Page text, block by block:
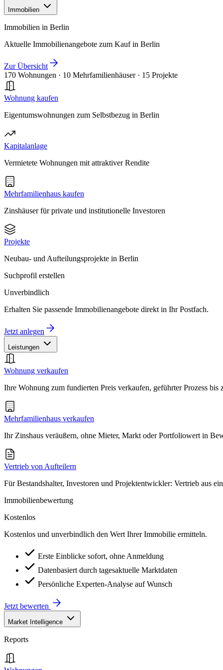
Immobilien
Immobilien in Berlin
Aktuelle Immobilienangebote zum Kauf in Berlin
Zur Übersicht
170 Wohnungen · 10 Mehrfamilienhäuser · 15 Projekte
Wohnung kaufen
Eigentumswohnungen zum Selbstbezug in Berlin
Kapitalanlage
Vermietete Wohnungen mit attraktiver Rendite
Mehrfamilienhaus kaufen
Zinshäuser für private und institutionelle Investoren
Projekte
Neubau- und Aufteilungsprojekte in Berlin
Suchprofil erstellen
Unverbindlich
Erhalten Sie passende Immobilienangebote direkt in Ihr Postfach.
Jetzt anlegen
Leistungen
Wohnung verkaufen
Ihre Wohnung zum fundierten Preis verkaufen, geführter Prozess bis
Mehrfamilienhaus verkaufen
Ihr Zinshaus veräußern, ohne Mieter, Markt oder Portfoliowert in
Vertrieb von Aufteilern
Für Bestandshalter, Investoren und Projektentwickler: Vertrieb aus
Immobilienbewertung
Kostenlos
Kostenlos und unverbindlich den Wert Ihrer Immobilie ermitteln.
Erste Einblicke sofort, ohne Anmeldung
Datenbasiert durch tagesaktuelle Marktdaten
Persönliche Experten-Analyse auf Wunsch
Jetzt bewerten
Market Intelligence
Reports